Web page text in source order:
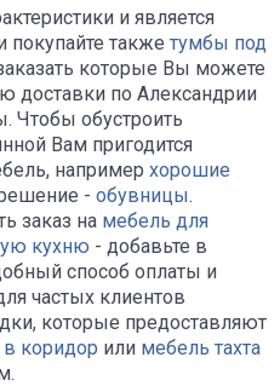
и является
покупайте также тумбы под
которые Вы можете
доставки по Александрии
Чтобы обустроить
Вам пригодится
например хорошие
- обувницы.
заказ на мебель для
кухню - добавьте в
способ оплаты и
частых клиентов
которые предоставляют
в коридор или мебель тахта